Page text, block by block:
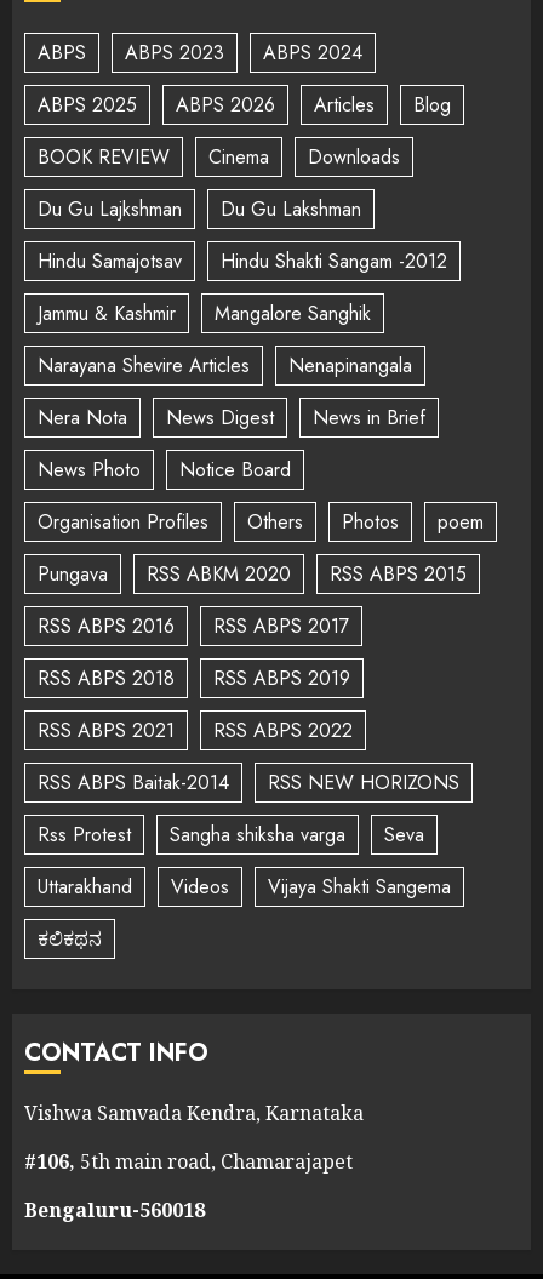
ABPS ABPS 2023
ABPS 2024
ABPS 2025
ABPS 2026 Articles
Blog
BOOK REVIEW
Cinema
Downloads
Du Gu Lajkshman
Du Gu Lakshman
Hindu Samajotsav
Hindu Shakti Sangam -2012
Jammu & Kashmir
Mangalore Sanghik
Narayana Shevire Articles
Nenapinangala
Nera Nota
News Digest
News in Brief
News Photo
Notice Board
Organisation Profiles
Others Photos
poem
Pungava
RSS ABKM 2020
RSS ABPS 2015
RSS ABPS 2016
RSS ABPS 2017
RSS ABPS 2018
RSS ABPS 2019
RSS ABPS 2021
RSS ABPS 2022
RSS ABPS Baitak-2014
RSS NEW HORIZONS
Rss Protest
Sangha shiksha varga
Seva
Uttarakhand
Videos
Vijaya Shakti Sangema
ಕಲಿಕಥನ
CONTACT INFO
Vishwa Samvada Kendra, Karnataka
#106, 5th main road, Chamarajapet
Bengaluru-560018